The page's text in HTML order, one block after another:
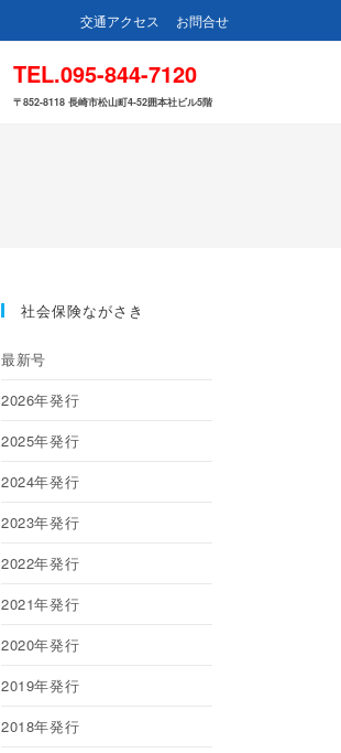
交通アクセス お問合せ
TEL.095-844-7120
〒852-8118 長崎市松山町4-52囲本社ビル5階
社会保険ながさき
最新号
2026年発行
2025年発行
2024年発行
2023年発行
2022年発行
2021年発行
2020年発行
2019年発行
2018年発行